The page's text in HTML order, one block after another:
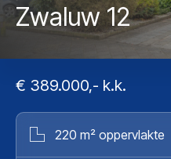
Zwaluw 12
€ 389.000,- k.k.
220 m² oppervlakte